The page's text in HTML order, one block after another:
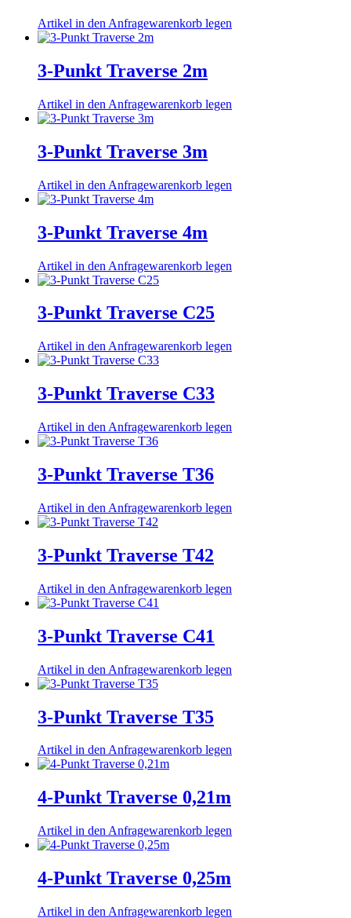
Artikel in den Anfragewarenkorb legen
3-Punkt Traverse 2m
Artikel in den Anfragewarenkorb legen
3-Punkt Traverse 3m
Artikel in den Anfragewarenkorb legen
3-Punkt Traverse 4m
Artikel in den Anfragewarenkorb legen
3-Punkt Traverse C25
Artikel in den Anfragewarenkorb legen
3-Punkt Traverse C33
Artikel in den Anfragewarenkorb legen
3-Punkt Traverse T36
Artikel in den Anfragewarenkorb legen
3-Punkt Traverse T42
Artikel in den Anfragewarenkorb legen
3-Punkt Traverse C41
Artikel in den Anfragewarenkorb legen
3-Punkt Traverse T35
Artikel in den Anfragewarenkorb legen
4-Punkt Traverse 0,21m
Artikel in den Anfragewarenkorb legen
4-Punkt Traverse 0,25m
Artikel in den Anfragewarenkorb legen